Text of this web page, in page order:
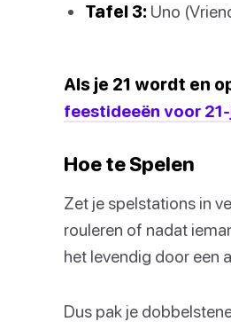
Tafel 3: Uno
Als je 21 wordt en
feestideeën voor
Hoe te Spelen
Zet je spelstations in
rouleren of nadat
het levendig door een
Dus pak je